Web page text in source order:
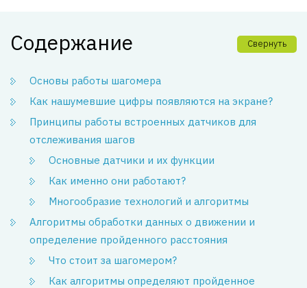
Содержание Свернуть
Основы работы шагомера
Как нашумевшие цифры появляются на экране?
Принципы работы встроенных датчиков для
отслеживания шагов
Основные датчики и их функции
Как именно они работают?
Многообразие технологий и алгоритмы
Алгоритмы обработки данных о движении и
определение пройденного расстояния
Что стоит за шагомером?
Как алгоритмы определяют пройденное